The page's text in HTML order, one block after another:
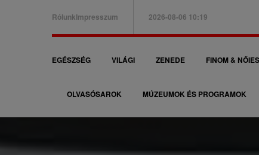
B
a
e
RólunkImpresszum 2026-08-06 10:19
F
a
v
EGÉSZSÉG VILÁGI ZENEDE FINOM & NŐIES
OLVASÓSAROK MÚZEUMOK ÉS PROGRAMOK